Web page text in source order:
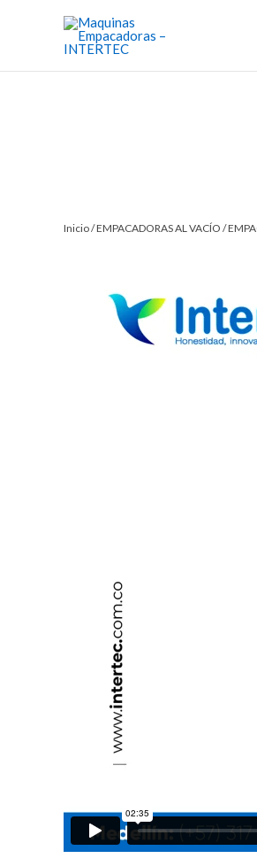
Inicio/EMPACADORAS AL VACÍO /